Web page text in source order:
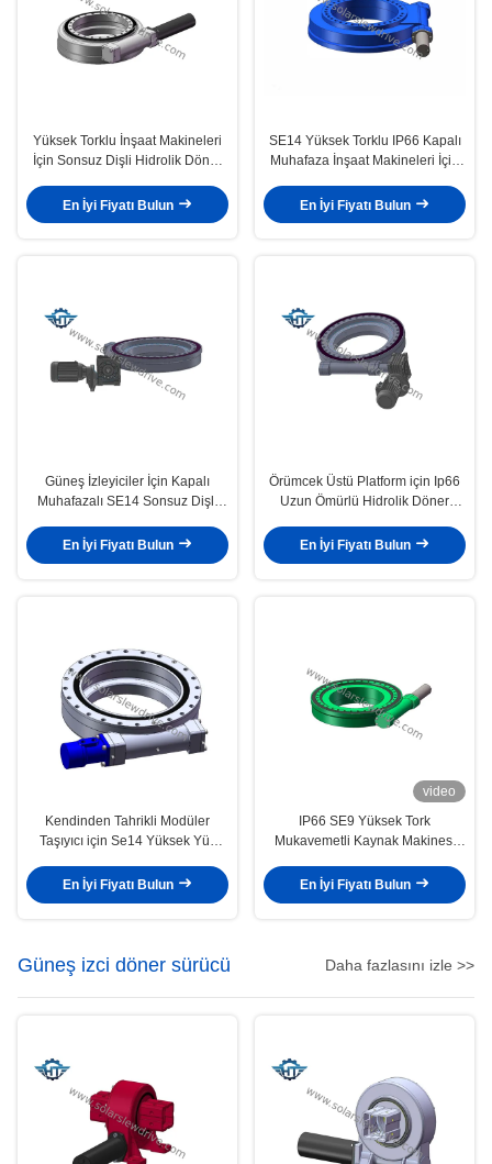
Yüksek Torklu İnşaat Makineleri
İçin Sonsuz Dişli Hidrolik Döner
En İyi Fiyatı Bulun
SE14 Yüksek Torklu IP66 Kapalı
Muhafaza İnşaat Makineleri İçin
En İyi Fiyatı Bulun
Güneş İzleyiciler İçin Kapalı
Muhafazalı SE14 Sonsuz Dişli
En İyi Fiyatı Bulun
Örümcek Üstü Platform için Ip66
Uzun Ömürlü Hidrolik Döner
En İyi Fiyatı Bulun
Kendinden Tahrikli Modüler
Taşıyıcı için Se14 Yüksek Yük
En İyi Fiyatı Bulun
video
IP66 SE9 Yüksek Tork
Mukavemetli Kaynak Makinesi
En İyi Fiyatı Bulun
Güneş izci döner sürücü Daha fazlasını izle >>